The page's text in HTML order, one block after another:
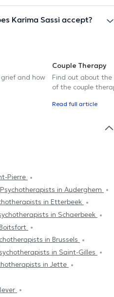
Karima Sassi accept?
and how
Couple Therapy
Find out about the
of the couple
Read full article
Pierre
Psychotherapists in Auderghem
in Etterbeek
in Schaerbeek
in Brussels
in Saint-Gilles
in Jette